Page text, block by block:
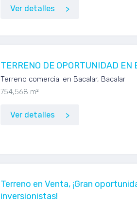
Ver detalles
TERRENO DE OPORTUNIDAD EN
Terreno comercial en Bacalar, Bacalar
754,568 m²
Ver detalles
Terreno en Venta, ¡Gran
inversionistas!